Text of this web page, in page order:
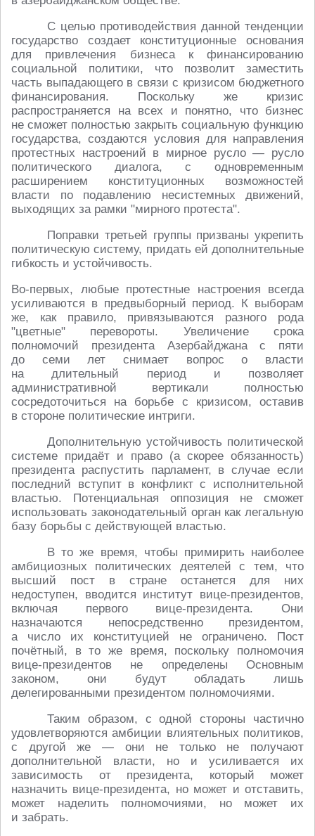
С целью противодействия данной тенденции
государство создает конституционные основания
для привлечения бизнеса к финансированию
социальной политики, что позволит заместить
часть выпадающего в связи с кризисом бюджетного
финансирования. Поскольку же кризис
распространяется на всех и понятно, что бизнес
не сможет полностью закрыть социальную функцию
государства, создаются условия для направления
протестных настроений в мирное русло — русло
политического диалога, с одновременным
расширением конституционных возможностей
власти по подавлению несистемных движений,
выходящих за рамки "мирного протеста".
Поправки третьей группы призваны укрепить
политическую систему, придать ей дополнительные
гибкость и устойчивость.
Во-первых, любые протестные настроения всегда
усиливаются в предвыборный период. К выборам
же, как правило, привязываются разного рода
"цветные" перевороты. Увеличение срока
полномочий президента Азербайджана с пяти
до семи лет снимает вопрос о власти
на длительный период и позволяет
административной вертикали полностью
сосредоточиться на борьбе с кризисом, оставив
в стороне политические интриги.
Дополнительную устойчивость политической
системе придаёт и право (а скорее обязанность)
президента распустить парламент, в случае если
последний вступит в конфликт с исполнительной
властью. Потенциальная оппозиция не сможет
использовать законодательный орган как легальную
базу борьбы с действующей властью.
В то же время, чтобы примирить наиболее
амбициозных политических деятелей с тем, что
высший пост в стране останется для них
недоступен, вводится институт вице-президентов,
включая первого вице-президента. Они
назначаются непосредственно президентом,
а число их конституцией не ограничено. Пост
почётный, в то же время, поскольку полномочия
вице-президентов не определены Основным
законом, они будут обладать лишь
делегированными президентом полномочиями.
Таким образом, с одной стороны частично
удовлетворяются амбиции влиятельных политиков,
с другой же — они не только не получают
дополнительной власти, но и усиливается их
зависимость от президента, который может
назначить вице-президента, но может и отставить,
может наделить полномочиями, но может их
и забрать.